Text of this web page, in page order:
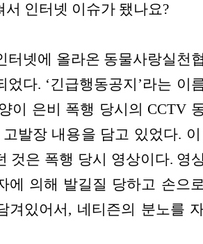
서 인터넷 이슈가 됐나요?
터넷에 올라온 동물사랑실천
었다. ‘긴급행동공지’라는 이
이 은비 폭행 당시의 CCTV
발장 내용을 담고 있었다.
것은 폭행 당시 영상이다. 영
에 의해 발길질 당하고 손으
겨있어서, 네티즌의 분노를